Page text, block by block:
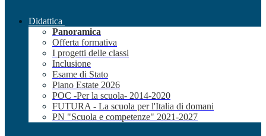
Didattica
Panoramica
Offerta formativa
I progetti delle classi
Inclusione
Esame di Stato
Piano Estate 2026
POC -Per la scuola- 2014-2020
FUTURA - La scuola per l'Italia di domani
PN "Scuola e competenze" 2021-2027